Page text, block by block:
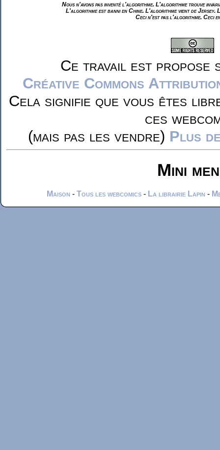
Nous n'avons pas inventé l'algorithme. L'algorithme trouve
L'algorithme est banni en Chine. L'algorithme vient de Jersey.
Ceci n'est pas l'algorithme. Ceci
Ce travail est propose
Créative Commons
Cela signifie que vous êtes
ces
(mais pas les vendre) Plus
Mini
Maison - Tous les webcomics - La librairie Lapin -